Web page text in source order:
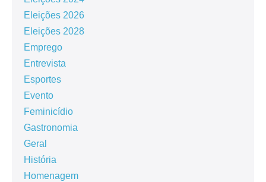
Eleições 2026
Eleições 2028
Emprego
Entrevista
Esportes
Evento
Feminicídio
Gastronomia
Geral
História
Homenagem